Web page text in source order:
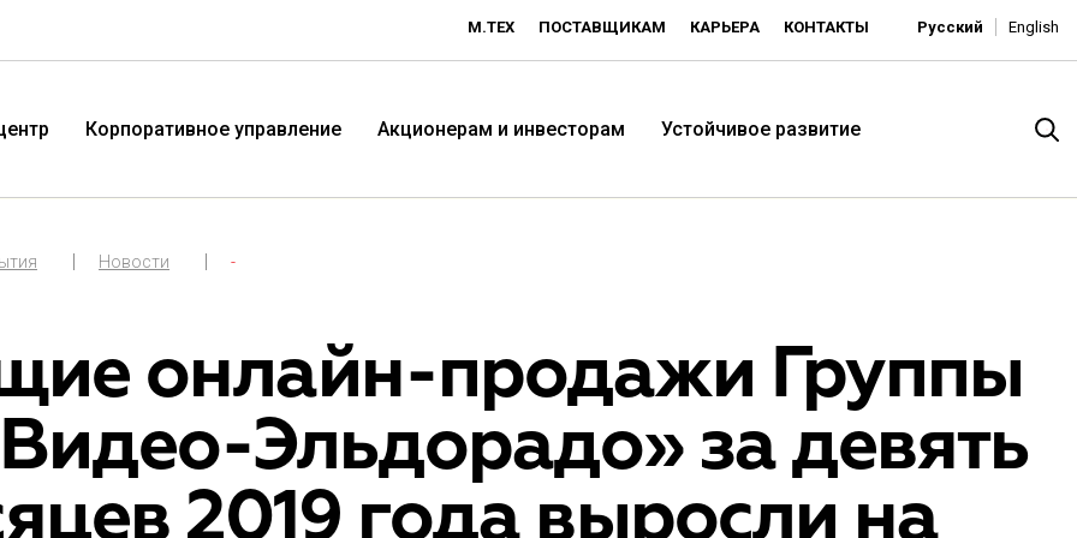
М.ТЕХ ПОСТАВЩИКАМ КАРЬЕРА КОНТАКТЫ Русский English
Технологичная розничная
компания «М.Видео»
Территория низких цен -
«Эльдорадо»
Корпоративное управление Акционерам и инвесторам Устойчивое развитие
Новости -
онлайн-продажи Группы
Эльдорадо» за девять
2019 года выросли на